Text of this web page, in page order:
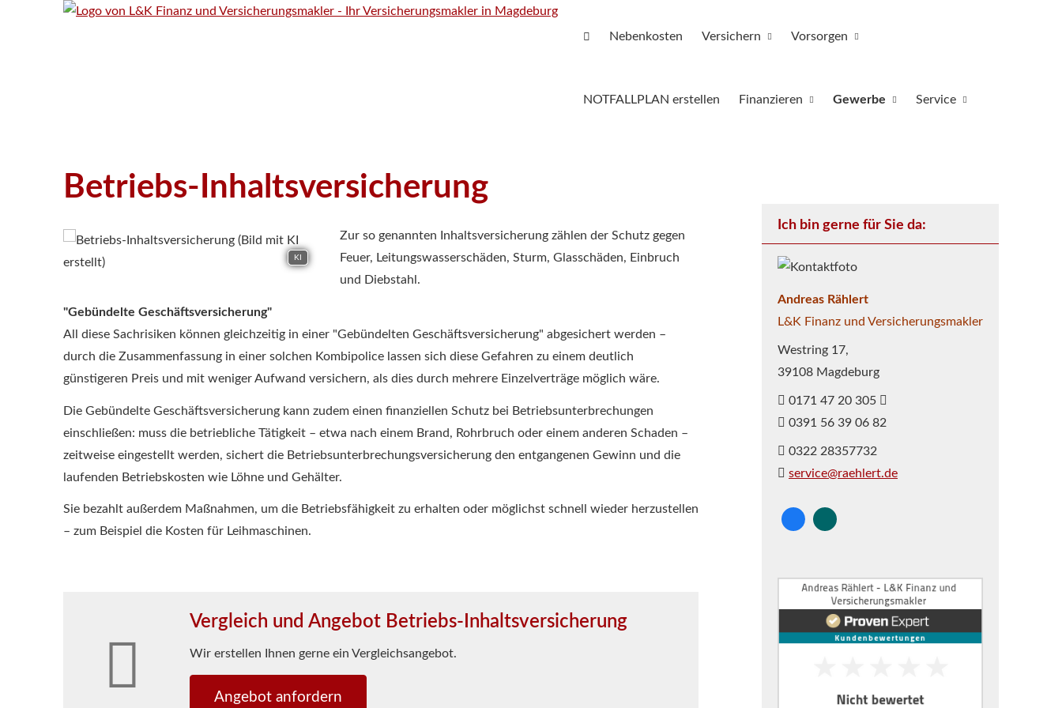
Nebenkosten Versichern Vorsorgen
NOTFALLPLAN erstellen Finanzieren Gewerbe Service
Ich bin gerne für Sie da:
Andreas Rählert
L&K Finanz und Ver­sicherungs­makler
Westring 17,
39108 Magdeburg
0171 47 20 305
0391 56 39 06 82
0322 28357732
service@raehlert.de
Betriebs-Inhaltsversicherung
KI
Zur so genannten Inhaltsversicherung zählen der Schutz gegen
Feuer, Leitungswasserschäden, Sturm, Glasschäden, Einbruch
und Diebstahl.
"Gebündelte Geschäftsversicherung"
All diese Sachrisiken können gleichzeitig in einer "Gebündelten Geschäftsversicherung" abgesichert werden –
durch die Zusammenfassung in einer solchen Kombipolice lassen sich diese Gefahren zu einem deutlich
günstigeren Preis und mit weniger Aufwand ver­sichern, als dies durch mehrere Einzelverträge möglich wäre.
Die Gebündelte Geschäftsversicherung kann zudem einen finanziellen Schutz bei Betriebsunterbrechungen
einschließen: muss die betriebliche Tätigkeit – etwa nach einem Brand, Rohrbruch oder einem anderen Schaden –
zeitweise eingestellt werden, sichert die Betriebsunterbrechungsversicherung den entgangenen Gewinn und die
laufenden Betriebskosten wie Löhne und Gehälter.
Sie bezahlt außerdem Maßnahmen, um die Betriebsfähigkeit zu erhalten oder möglichst schnell wieder herzustellen
– zum Beispiel die Kosten für Leihmaschinen.
Vergleich und Angebot Betriebs-Inhaltsversicherung
Wir erstellen Ihnen gerne ein Vergleichsangebot.
An­ge­bot an­for­dern